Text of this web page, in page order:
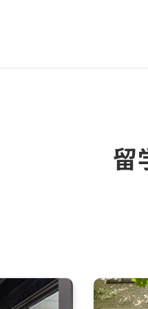
留